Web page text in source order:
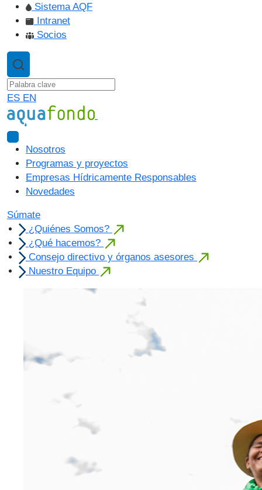
Sistema AQF
Intranet
Socios
ES EN
Nosotros
Programas y proyectos
Empresas Hídricamente Responsables
Novedades
Súmate
¿Quiénes Somos?
¿Qué hacemos?
Consejo directivo y órganos asesores
Nuestro Equipo